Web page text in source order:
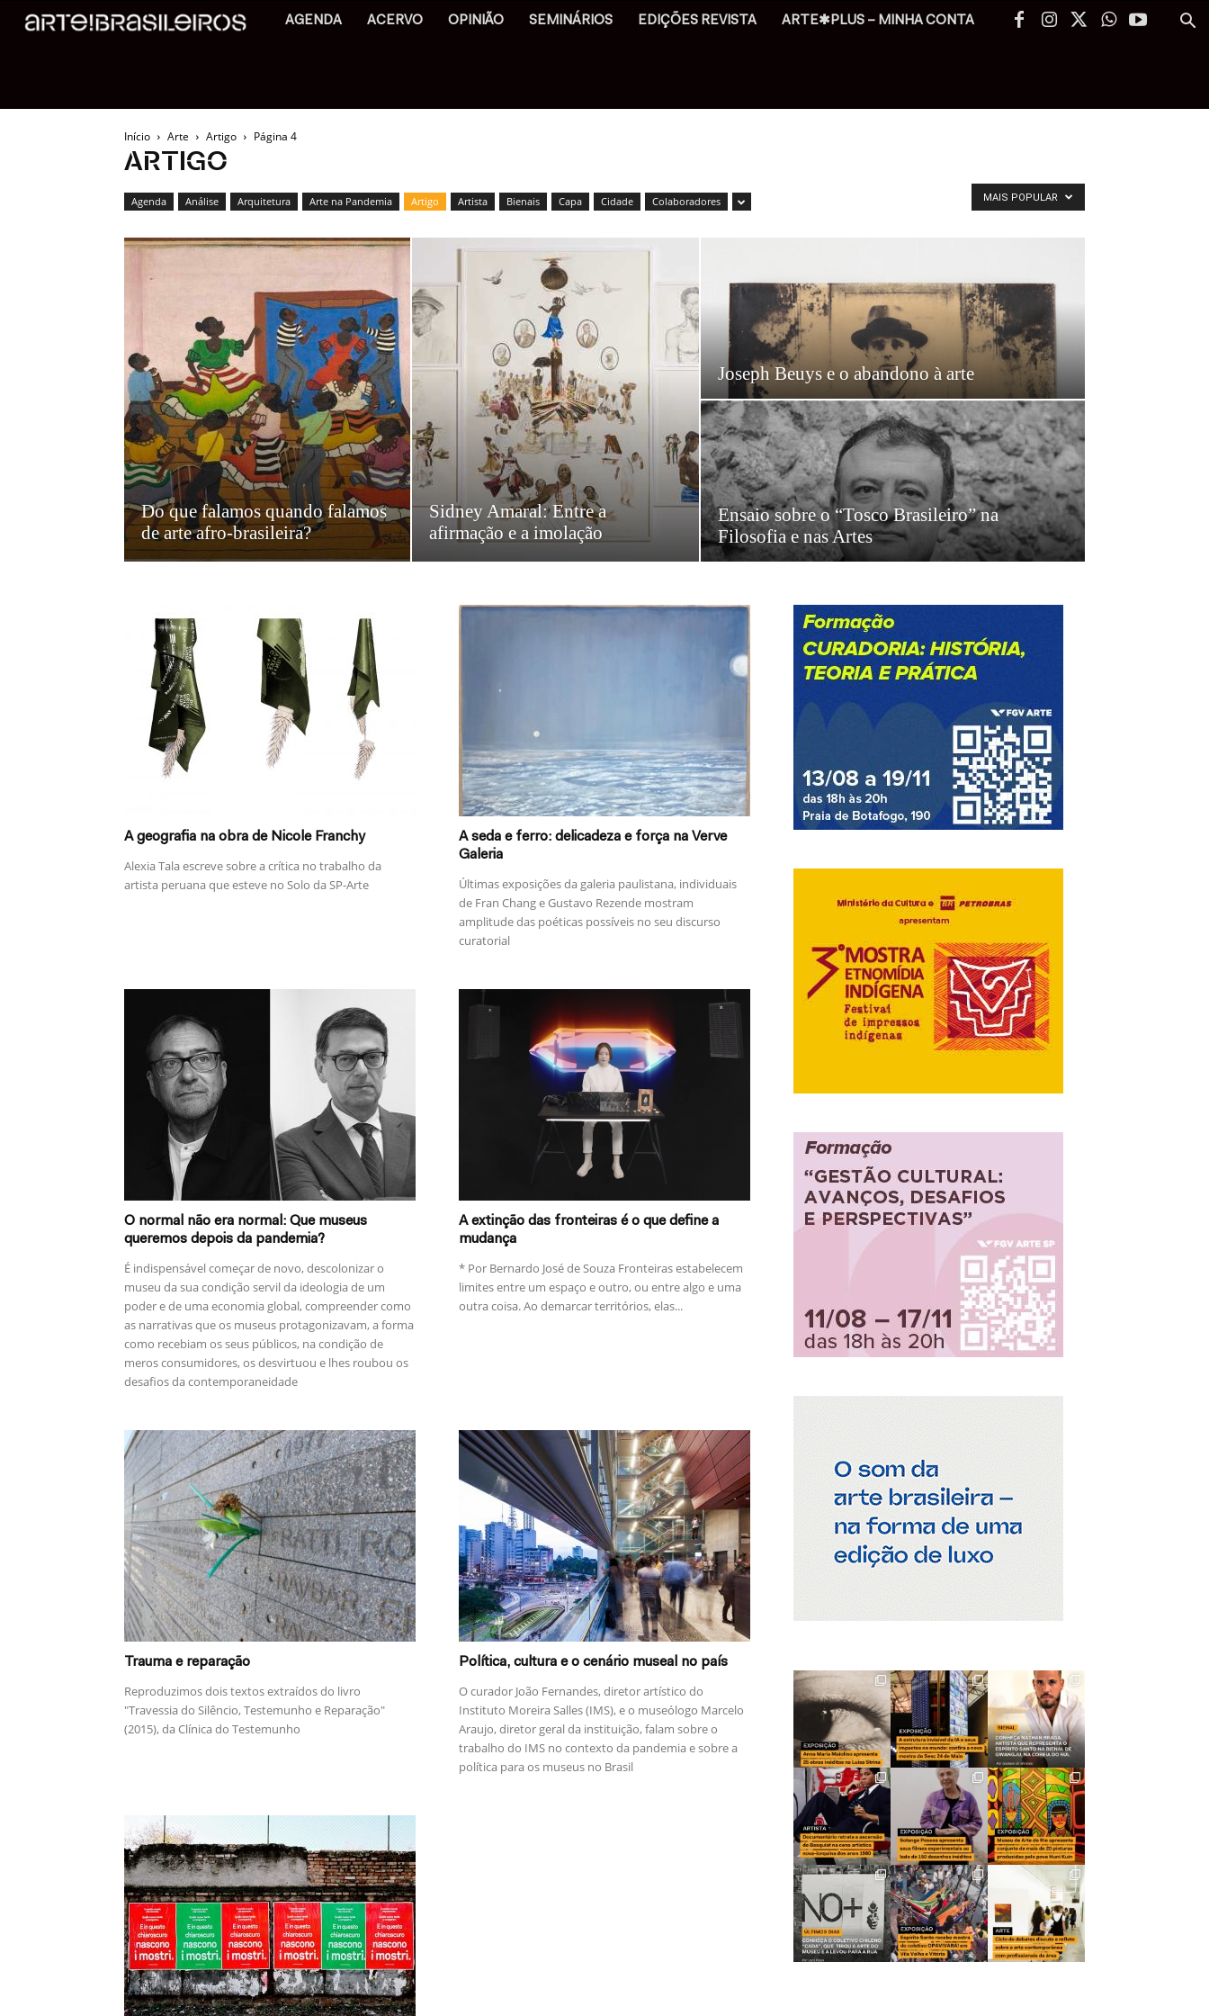
AGENDA ACERVO OPINIÃO SEMINÁRIOS EDIÇÕES REVISTA ARTE✱PLUS – MINHA CONTA
Início Arte Artigo Página 4
ARTIGO
Agenda Análise Arquitetura Arte na Pandemia Artigo Artista Bienais Capa Cidade Colaboradores MAIS POPULAR
Do que falamos quando falamos
de arte afro-brasileira?
Sidney Amaral: Entre a
afirmação e a imolação
Joseph Beuys e o abandono à arte
Ensaio sobre o “Tosco Brasileiro” na
Filosofia e nas Artes
A geografia na obra de Nicole Franchy
Alexia Tala escreve sobre a crítica no trabalho da
artista peruana que esteve no Solo da SP-Arte
A seda e ferro: delicadeza e força na Verve
Galeria
Últimas exposições da galeria paulistana, individuais
de Fran Chang e Gustavo Rezende mostram
amplitude das poéticas possíveis no seu discurso
curatorial
O normal não era normal: Que museus
queremos depois da pandemia?
É indispensável começar de novo, descolonizar o
museu da sua condição servil da ideologia de um
poder e de uma economia global, compreender como
as narrativas que os museus protagonizavam, a forma
como recebiam os seus públicos, na condição de
meros consumidores, os desvirtuou e lhes roubou os
desafios da contemporaneidade
A extinção das fronteiras é o que define a
mudança
* Por Bernardo José de Souza Fronteiras estabelecem
limites entre um espaço e outro, ou entre algo e uma
outra coisa. Ao demarcar territórios, elas...
Trauma e reparação
Reproduzimos dois textos extraídos do livro
"Travessia do Silêncio, Testemunho e Reparação"
(2015), da Clínica do Testemunho
Política, cultura e o cenário museal no país
O curador João Fernandes, diretor artístico do
Instituto Moreira Salles (IMS), e o museólogo Marcelo
Araujo, diretor geral da instituição, falam sobre o
trabalho do IMS no contexto da pandemia e sobre a
política para os museus no Brasil